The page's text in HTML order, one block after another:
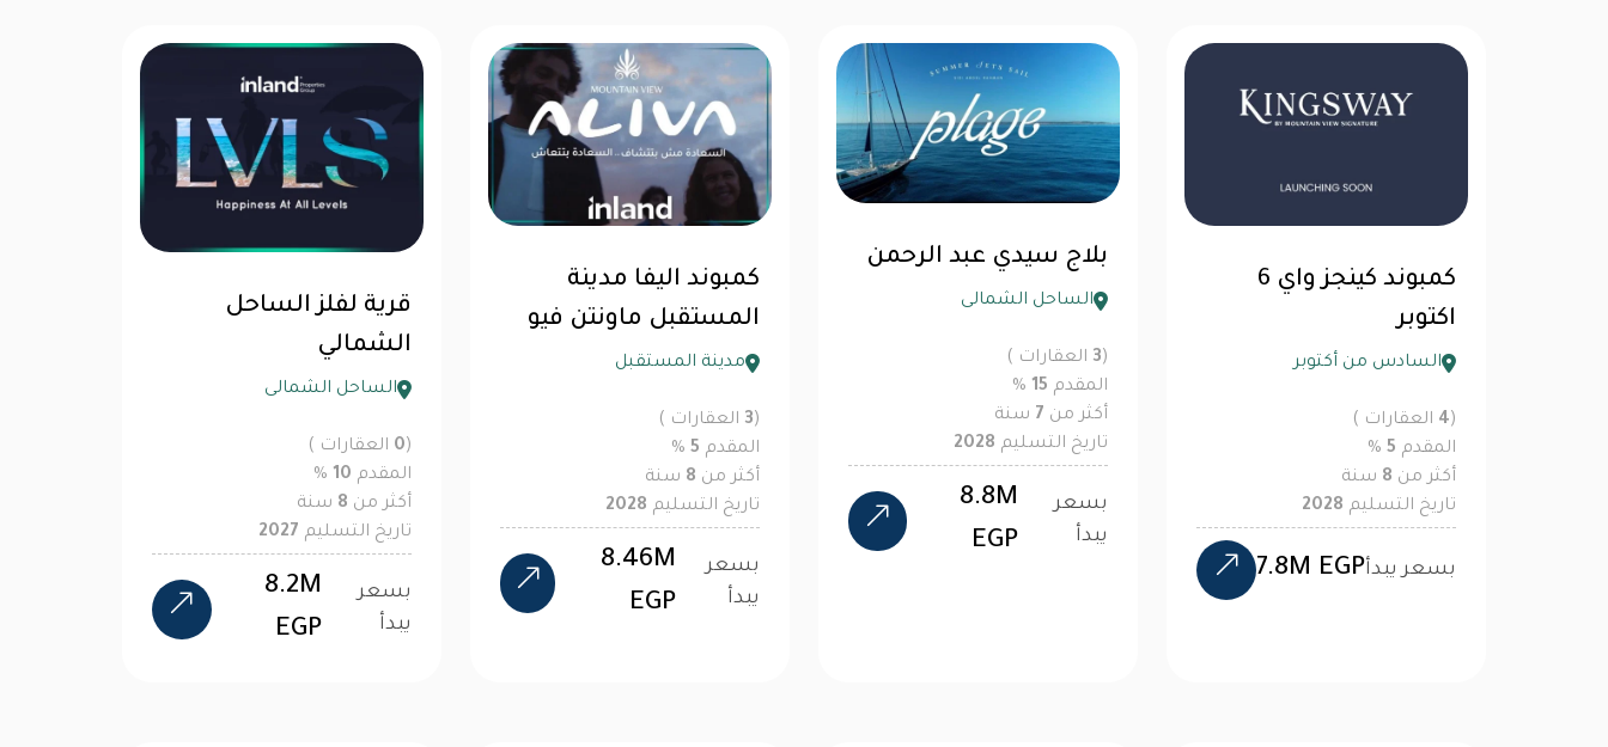
كمبوند كينجز واي 6
اكتوبر
السادس من أكتوبر
(
4 العقارات )
المقدم 5
%
أكثر من 8 سنة
تاريخ التسليم 2028
بسعر يبدأ7.8M EGP
بلاج سيدي عبد الرحمن
الساحل الشمالى
(
3 العقارات )
المقدم 15
%
أكثر من 7 سنة
تاريخ التسليم 2028
بسعر
يبدأ
8.8M
EGP
كمبوند اليفا مدينة
المستقبل ماونتن فيو
مدينة المستقبل
(
3 العقارات )
المقدم 5
%
أكثر من 8 سنة
تاريخ التسليم 2028
بسعر
يبدأ
8.46M
EGP
قرية لفلز الساحل
الشمالي
الساحل الشمالى
(
0 العقارات )
المقدم 10
%
أكثر من 8 سنة
تاريخ التسليم 2027
بسعر
يبدأ
8.2M
EGP